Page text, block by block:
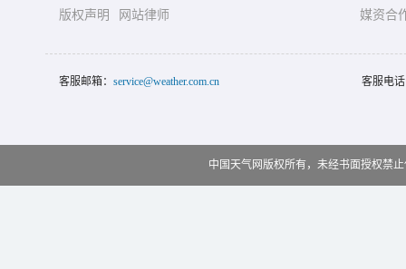
版权声明
网站律师
媒资合
客服邮箱： service@weather.com.cn 客服电
中国天气网版权所有，未经书面授权